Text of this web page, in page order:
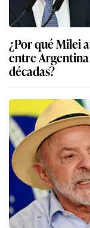
¿Por qué Milei
entre
décadas?